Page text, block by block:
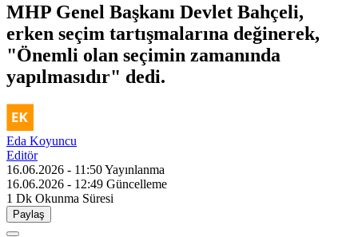
MHP Genel Başkanı Devlet Bahçeli,
erken seçim tartışmalarına değinerek,
"Önemli olan seçimin zamanında
yapılmasıdır" dedi.
Eda Koyuncu
Editör
16.06.2026 - 11:50Yayınlanma
16.06.2026 - 12:49 Güncelleme
1 Dk Okunma Süresi
Paylaş